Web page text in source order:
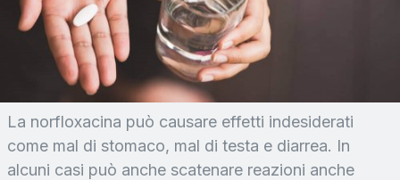
La norfloxacina può causare effetti indesiderati
come mal di stomaco, mal di testa e diarrea. In
alcuni casi può anche scatenare reazioni anche